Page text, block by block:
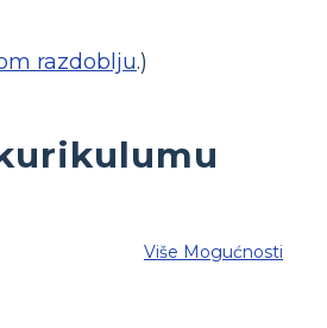
razdoblju.)
Više Mogućnosti